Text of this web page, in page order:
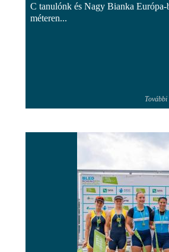
C tanulónk és Nagy Bianka
méteren...
További